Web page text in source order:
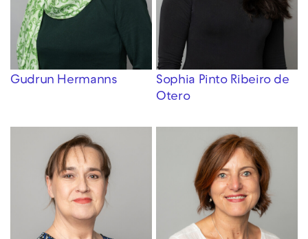
Gudrun Hermanns
Sophia Pinto Ribeiro de
Otero